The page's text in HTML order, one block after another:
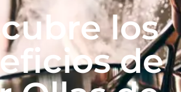
los
de